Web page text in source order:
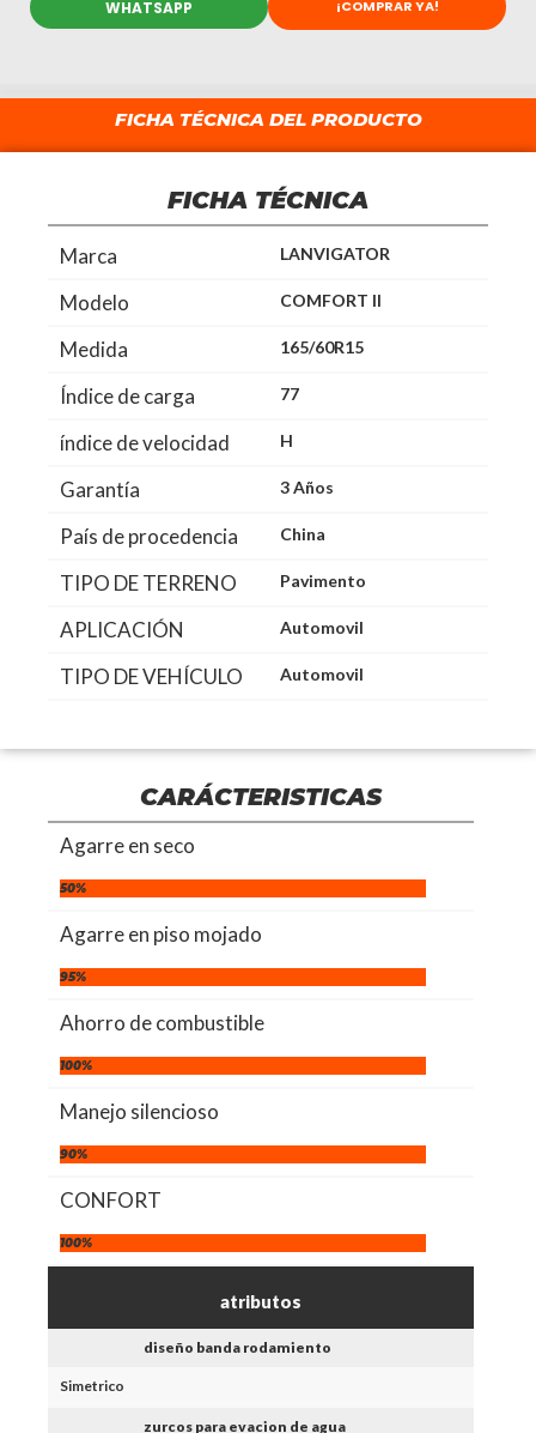
WHATSAPP ¡COMPRAR YA!
FICHA TÉCNICA DEL PRODUCTO
FICHA TÉCNICA
Marca LANVIGATOR
Modelo COMFORT II
Medida 165/60R15
Índice de carga 77
índice de velocidad H
Garantía 3 Años
País de procedencia China
TIPO DE TERRENO Pavimento
APLICACIÓN Automovil
TIPO DE VEHÍCULO Automovil
CARÁCTERISTICAS
Agarre en seco
50%
Agarre en piso mojado
95%
Ahorro de combustible
100%
Manejo silencioso
90%
CONFORT
100%
atributos
diseño banda rodamiento
Simetrico
zurcos para evacion de agua